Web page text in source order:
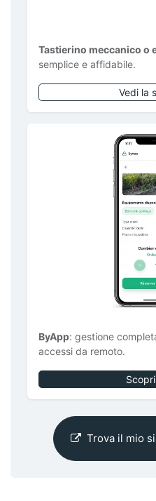
Tastierino meccanico o
semplice e affidabile.
Vedi la
ByApp: gestione
accessi da remoto.
Trova il mio